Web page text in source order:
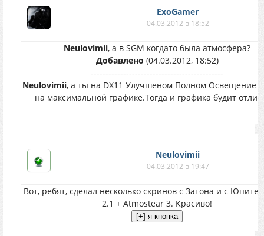
ExoGamer
04.03.2012 в 18:52
Neulovimii, а в SGM когдато была атмосфера?
Добавлено (04.03.2012, 18:52)
---------------------------------------------
Neulovimii, а ты на DX11 Улучшеном Полном Освещение
на максимальной графике.Тогда и графика будит
Neulovimii
04.03.2012 в 19:47
Вот, ребят, сделал несколько скринов с Затона и с
2.1 + Atmostear 3. Красиво!